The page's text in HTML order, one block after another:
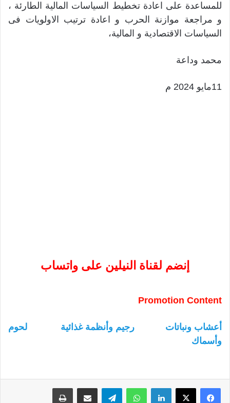
للمساعدة على اعادة تخطيط السياسات المالية الطارئة ،
و مراجعة موازنة الحرب و اعادة ترتيب الاولويات فى
السياسات الاقتصادية و المالية،
محمد وداعة
11مايو 2024 م
إنضم لقناة النيلين على واتساب
Promotion Content
أعشاب ونباتات رجيم وأنظمة غذائية
لحوم
وأسماك
لينكدإن واتساب